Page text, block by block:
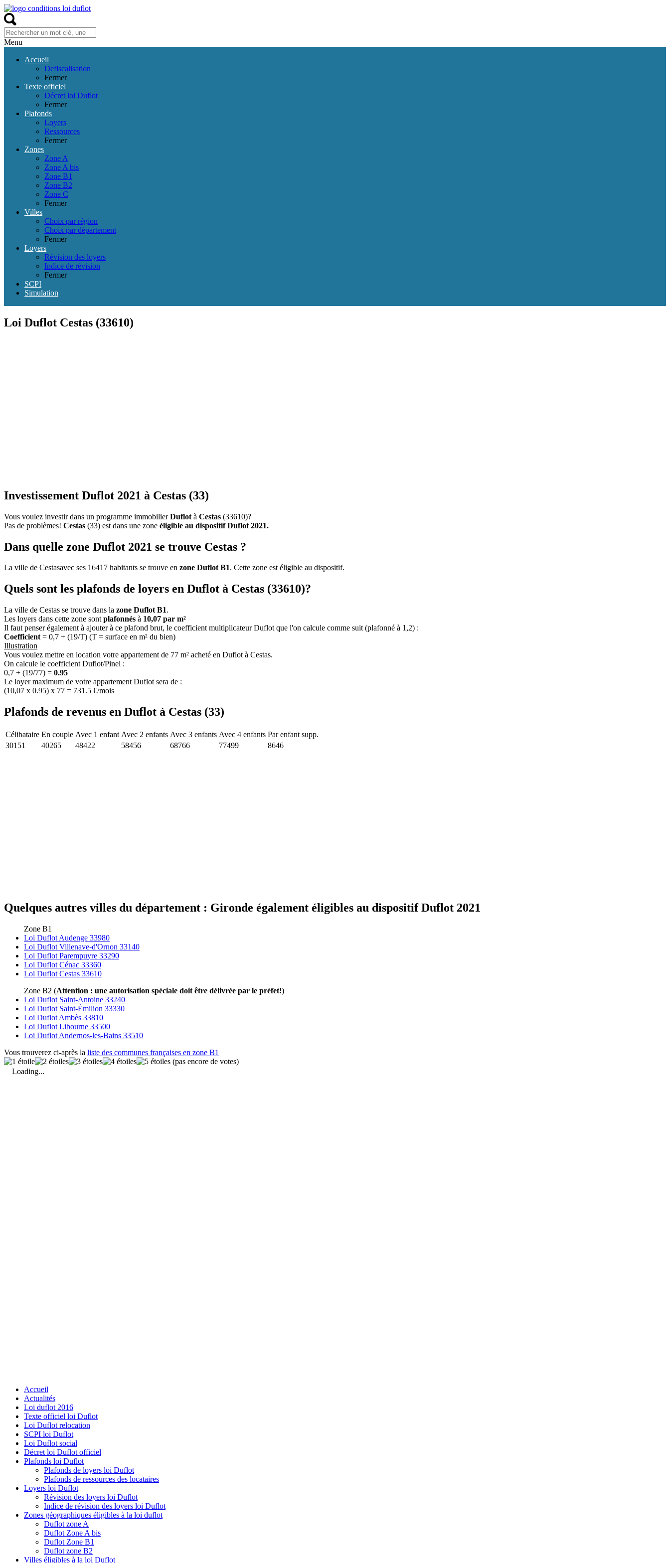
Menu
Accueil
Defiscalisation
Fermer
Texte officiel
Décret loi Duflot
Fermer
Plafonds
Loyers
Ressources
Fermer
Zones
Zone A
Zone A bis
Zone B1
Zone B2
Zone C
Fermer
Villes
Choix par région
Choix par département
Fermer
Loyers
Révision des loyers
Indice de révision
Fermer
SCPI
Simulation
Loi Duflot Cestas (33610)
Investissement Duflot 2021 à Cestas (33)
Vous voulez investir dans un programme immobilierDuflot à Cestas (33610)?
Pas de problèmes! Cestas (33) est dans une zone éligible au dispositif Duflot 2021.
Dans quelle zone Duflot 2021 se trouve Cestas ?
La ville de Cestasavec ses 16417 habitants se trouve en zone Duflot B1. Cette zone est éligible au dispositif.
Quels sont les plafonds de loyers en Duflot à Cestas (33610)?
La ville de Cestas se trouve dans la zone Duflot B1.
Les loyers dans cette zone sont plafonnés à 10,07 par m²
Il faut penser également à ajouter à ce plafond brut, le coefficient multiplicateur Duflot que l'on calcule comme suit (plafonné à 1,2) :
Coefficient = 0,7 + (19/T) (T = surface en m² du bien)
Illustration
Vous voulez mettre en location votre appartement de 77 m² acheté en Duflot à Cestas.
On calcule le coefficient Duflot/Pinel :
0,7 + (19/77) = 0.95
Le loyer maximum de votre appartement Duflot sera de :
(10,07 x 0.95) x 77 = 731.5 €/mois
Plafonds de revenus en Duflot à Cestas (33)
Célibataire En couple Avec 1 enfant Avec 2 enfants Avec 3 enfants Avec 4 enfants Par enfant supp.
30151
40265 48422 58456 68766 77499 8646
Quelques autres villes du département : Gironde également éligibles au dispositif Duflot 2021
Zone B1
Loi Duflot Audenge 33980
Loi Duflot Villenave-d'Ornon 33140
Loi Duflot Parempuyre 33290
Loi Duflot Cénac 33360
Loi Duflot Cestas 33610
Zone B2 (Attention : une autorisation spéciale doit être délivrée par le préfet!)
Loi Duflot Saint-Antoine 33240
Loi Duflot Saint-Émilion 33330
Loi Duflot Ambès 33810
Loi Duflot Libourne 33500
Loi Duflot Andernos-les-Bains 33510
Vous trouverez ci-après la liste des communes françaises en zone B1
(pas encore de votes)
Loading...
Accueil
Actualités
Loi duflot 2016
Texte officiel loi Duflot
Loi Duflot relocation
SCPI loi Duflot
Loi Duflot social
Décret loi Duflot officiel
Plafonds loi Duflot
Plafonds de loyers loi Duflot
Plafonds de ressources des locataires
Loyers loi Duflot
Révision des loyers loi Duflot
Indice de révision des loyers loi Duflot
Zones géographiques éligibles à la loi duflot
Duflot zone A
Duflot Zone A bis
Duflot Zone B1
Duflot zone B2
Villes éligibles à la loi Duflot